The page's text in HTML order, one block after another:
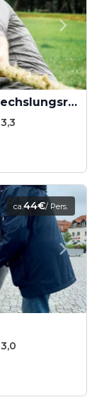
Urban Street Games: Euer abwechslungsreiches Teamevent
3,3
ca.44€/ Pers.
3,0